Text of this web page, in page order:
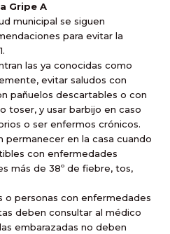
Gripe A
municipal se siguen
para evitar la
las ya conocidas como
evitar saludos con
pañuelos descartables o con
toser, y usar barbijo en caso
o ser enfermos crónicos.
permanecer en la casa cuando
con enfermedades
más de 38º de fiebre, tos,
o personas con enfermedades
deben consultar al médico
embarazadas no deben